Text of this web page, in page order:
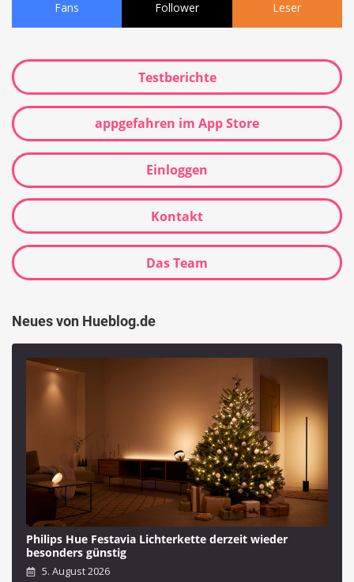
Fans Follower Leser
Testberichte
appgefahren im App Store
Einloggen
Kontakt
Das Team
Neues von Hueblog.de
Philips Hue Festavia Lichterkette derzeit wieder
besonders günstig
5. August 2026